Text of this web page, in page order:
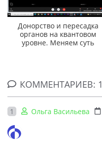
Донорство и пересадка
органов на квантовом
уровне. Меняем суть
КОММЕНТАРИЕВ: 1
1 Ольга Васильева